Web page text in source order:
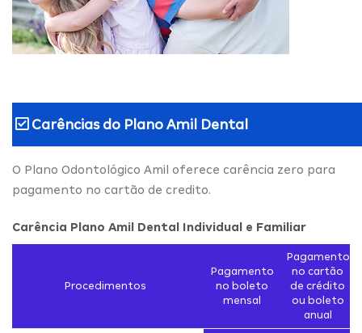
Carências do Plano Amil Dental
O Plano Odontológico Amil oferece carência zero para
pagamento no cartão de credito.
Carência Plano Amil Dental Individual e Familiar
Procedimentos
Pagamento
no boleto
mensal
Pagamento
no cartão
de crédito
ou boleto
anual